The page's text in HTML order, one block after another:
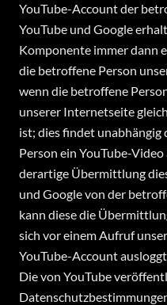
YouTube-Account der
YouTube und Google
Komponente immer dann
die betroffene Person
wenn die betroffene
unserer Internetseite
ist; dies findet
Person ein YouTube-
derartige Übermittlung
und Google von der
kann diese die
sich vor einem Aufruf
YouTube-Account
Die von YouTube